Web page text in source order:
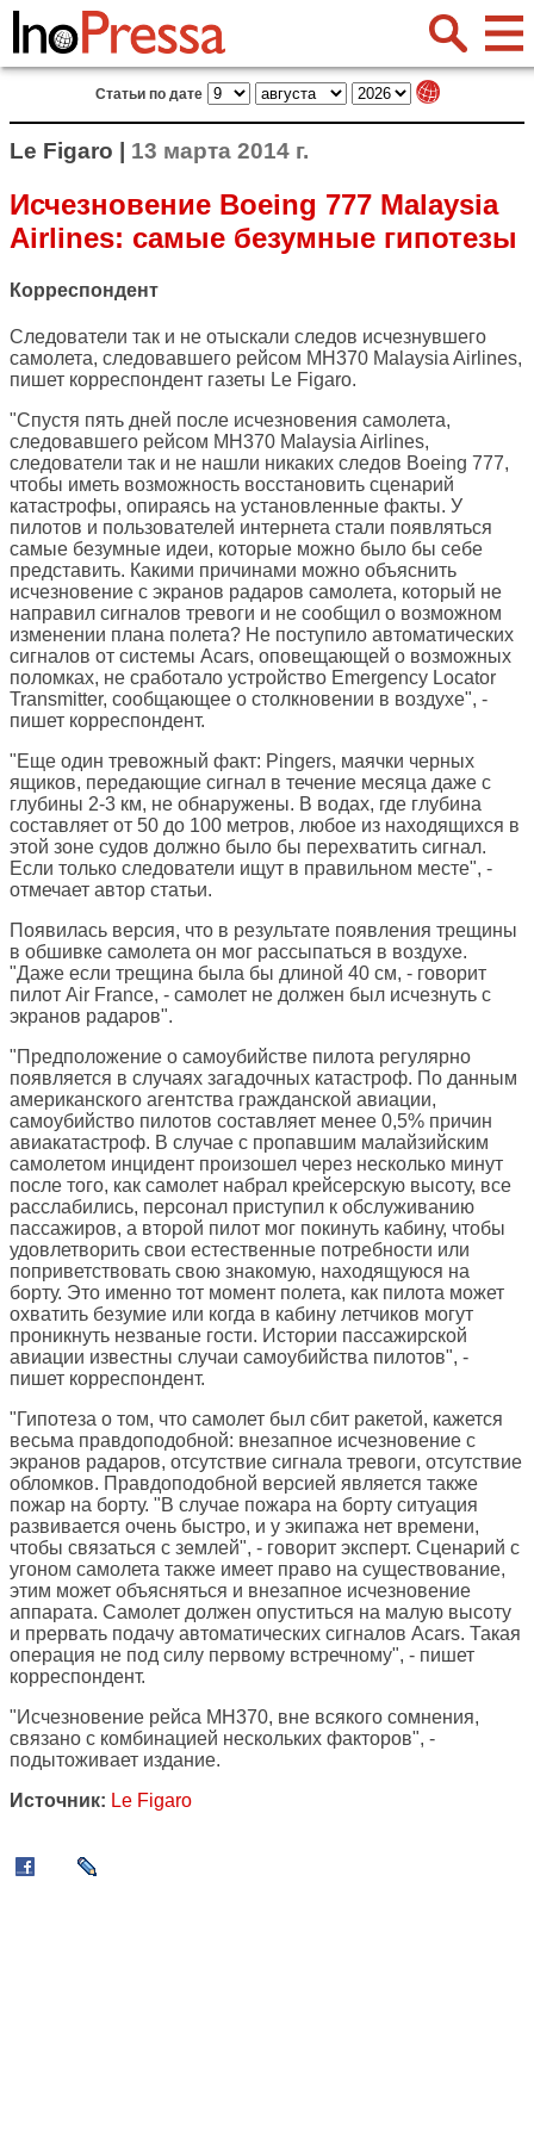
Статьи по дате
Le Figaro | 13 марта 2014 г.
Исчезновение Boeing 777 Malaysia
Airlines: самые безумные гипотезы
Корреспондент
Следователи так и не отыскали следов исчезнувшего
самолета, следовавшего рейсом MH370 Malaysia Airlines,
пишет корреспондент газеты Le Figaro.
"Спустя пять дней после исчезновения самолета,
следовавшего рейсом MH370 Malaysia Airlines,
следователи так и не нашли никаких следов Boeing 777,
чтобы иметь возможность восстановить сценарий
катастрофы, опираясь на установленные факты. У
пилотов и пользователей интернета стали появляться
самые безумные идеи, которые можно было бы себе
представить. Какими причинами можно объяснить
исчезновение с экранов радаров самолета, который не
направил сигналов тревоги и не сообщил о возможном
изменении плана полета? Не поступило автоматических
сигналов от системы Acars, оповещающей о возможных
поломках, не сработало устройство Emergency Locator
Transmitter, сообщающее о столкновении в воздухе", -
пишет корреспондент.
"Еще один тревожный факт: Pingers, маячки черных
ящиков, передающие сигнал в течение месяца даже с
глубины 2-3 км, не обнаружены. В водах, где глубина
составляет от 50 до 100 метров, любое из находящихся в
этой зоне судов должно было бы перехватить сигнал.
Если только следователи ищут в правильном месте", -
отмечает автор статьи.
Появилась версия, что в результате появления трещины
в обшивке самолета он мог рассыпаться в воздухе.
"Даже если трещина была бы длиной 40 см, - говорит
пилот Air France, - самолет не должен был исчезнуть с
экранов радаров".
"Предположение о самоубийстве пилота регулярно
появляется в случаях загадочных катастроф. По данным
американского агентства гражданской авиации,
самоубийство пилотов составляет менее 0,5% причин
авиакатастроф. В случае с пропавшим малайзийским
самолетом инцидент произошел через несколько минут
после того, как самолет набрал крейсерскую высоту, все
расслабились, персонал приступил к обслуживанию
пассажиров, а второй пилот мог покинуть кабину, чтобы
удовлетворить свои естественные потребности или
поприветствовать свою знакомую, находящуюся на
борту. Это именно тот момент полета, как пилота может
охватить безумие или когда в кабину летчиков могут
проникнуть незваные гости. Истории пассажирской
авиации известны случаи самоубийства пилотов", -
пишет корреспондент.
"Гипотеза о том, что самолет был сбит ракетой, кажется
весьма правдоподобной: внезапное исчезновение с
экранов радаров, отсутствие сигнала тревоги, отсутствие
обломков. Правдоподобной версией является также
пожар на борту. "В случае пожара на борту ситуация
развивается очень быстро, и у экипажа нет времени,
чтобы связаться с землей", - говорит эксперт. Сценарий с
угоном самолета также имеет право на существование,
этим может объясняться и внезапное исчезновение
аппарата. Самолет должен опуститься на малую высоту
и прервать подачу автоматических сигналов Acars. Такая
операция не под силу первому встречному", - пишет
корреспондент.
"Исчезновение рейса MH370, вне всякого сомнения,
связано с комбинацией нескольких факторов", -
подытоживает издание.
Источник: Le Figaro